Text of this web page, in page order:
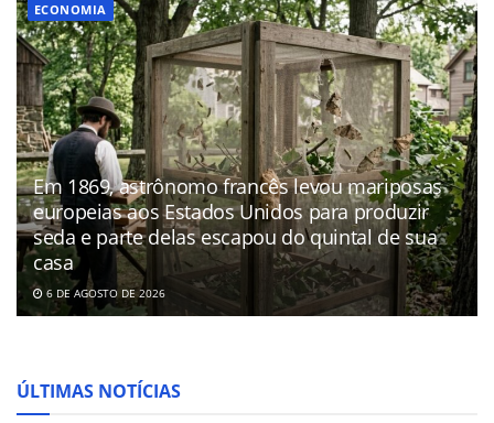
ECONOMIA
Em 1869, astrônomo francês levou mariposas
europeias aos Estados Unidos para produzir
seda e parte delas escapou do quintal de sua
casa
6 DE AGOSTO DE 2026
ÚLTIMAS NOTÍCIAS